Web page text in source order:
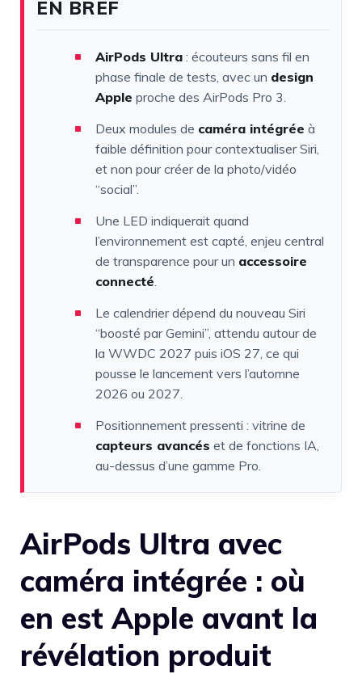
EN BREF
AirPods Ultra : écouteurs sans fil en
phase finale de tests, avec un design
Apple proche des AirPods Pro 3.
Deux modules de caméra intégrée à
faible définition pour contextualiser Siri,
et non pour créer de la photo/vidéo
“social”.
Une LED indiquerait quand
l’environnement est capté, enjeu central
de transparence pour un accessoire
connecté.
Le calendrier dépend du nouveau Siri
“boosté par Gemini”, attendu autour de
la WWDC 2027 puis iOS 27, ce qui
pousse le lancement vers l’automne
2026 ou 2027.
Positionnement pressenti : vitrine de
capteurs avancés et de fonctions IA,
au-dessus d’une gamme Pro.
AirPods Ultra avec
caméra intégrée : où
en est Apple avant la
révélation produit